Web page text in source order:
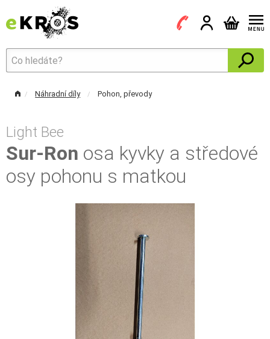
Náhradní díly Pohon, převody
Light Bee
Sur-Ron osa kyvky a středové
osy pohonu s matkou